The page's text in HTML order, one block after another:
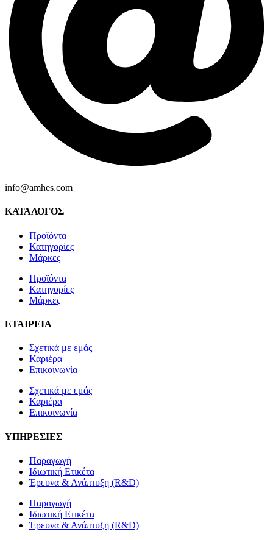
info@amhes.com
ΚΑΤΑΛΟΓΟΣ
Προϊόντα
Κατηγορίες
Μάρκες
Προϊόντα
Κατηγορίες
Μάρκες
ΕΤΑΙΡΕΙΑ
Σχετικά με εμάς
Καριέρα
Επικοινωνία
Σχετικά με εμάς
Καριέρα
Επικοινωνία
ΥΠΗΡΕΣΙΕΣ
Παραγωγή
Ιδιωτική Ετικέτα
Έρευνα & Ανάπτυξη (R&D)
Παραγωγή
Ιδιωτική Ετικέτα
Έρευνα & Ανάπτυξη (R&D)